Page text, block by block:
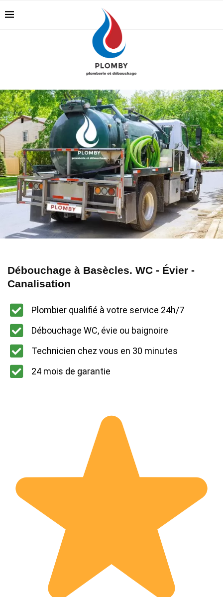
Débouchage à Basècles. WC - Évier -
Canalisation
Plombier qualifié à votre service 24h/7
Débouchage WC, évie ou baignoire
Technicien chez vous en 30 minutes
24 mois de garantie